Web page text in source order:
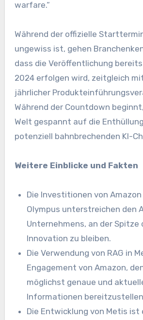
warfare.“
Während der offizielle
ungewiss ist, gehen
dass die Veröffentlichung
2024 erfolgen wird, zeitgleich
jährlicher
Während der Countdown
Welt gespannt auf die
potenziell bahnbrechenden KI-
Weitere Einblicke und Fakten
Die Investitionen von
Olympus unterstreichen den
Unternehmens, an der Spitze
Innovation zu bleiben.
Die Verwendung von RAG in
Engagement von Amazon,
möglichst genaue und
Informationen
Die Entwicklung von Metis ist